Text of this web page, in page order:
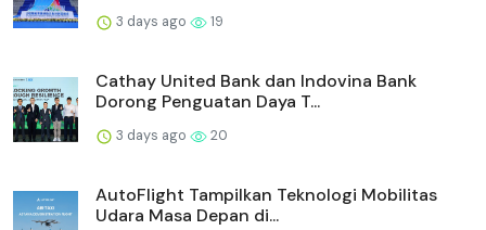
3 days ago 19
Cathay United Bank dan Indovina Bank
Dorong Penguatan Daya T...
3 days ago 20
AutoFlight Tampilkan Teknologi Mobilitas
Udara Masa Depan di...